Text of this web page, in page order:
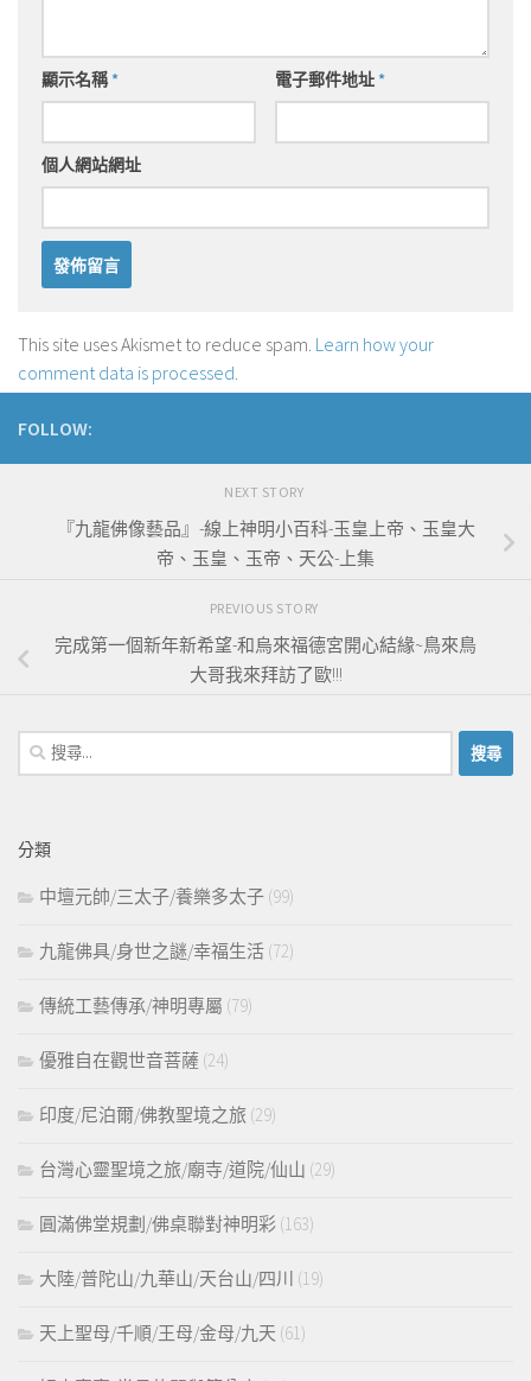
顯示名稱* 電子郵件地址*
個人網站網址
This site uses Akismet to reduce spam. Learn how your
comment data is processed.
FOLLOW:
NEXT STORY
『九龍佛像藝品』-線上神明小百科-玉皇上帝、玉皇大
帝、玉皇、玉帝、天公-上集
PREVIOUS STORY
完成第一個新年新希望-和烏來福德宮開心結緣~鳥來鳥
大哥我來拜訪了歐!!!
搜
尋
字:
分類
中壇元帥/三太子/養樂多太子 (99)
九龍佛具/身世之謎/幸福生活 (72)
傳統工藝傳承/神明專屬 (79)
優雅自在觀世音菩薩 (24)
印度/尼泊爾/佛教聖境之旅 (29)
台灣心靈聖境之旅/廟寺/道院/仙山 (29)
圓滿佛堂規劃/佛桌聯對神明彩 (163)
大陸/普陀山/九華山/天台山/四川 (19)
天上聖母/千順/王母/金母/九天 (61)